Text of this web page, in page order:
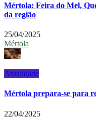
Mértola: Feira do Mel,
da região
25/04/2025
Mértola
Atualidade
Mértola prepara-se para
22/04/2025